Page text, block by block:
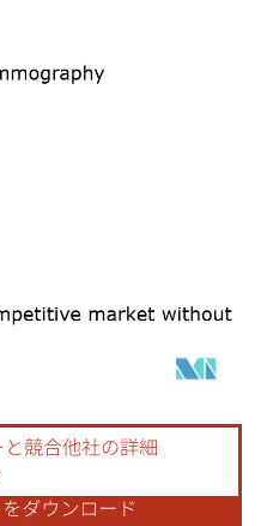
BY 4.0の表示が必要です。